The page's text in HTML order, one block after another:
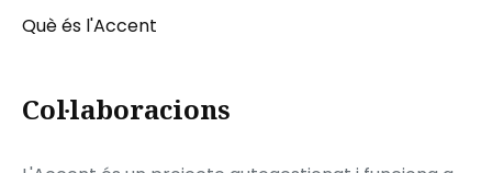
Què és l'Accent
Col·laboracions